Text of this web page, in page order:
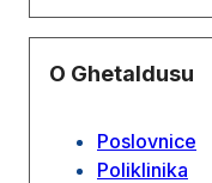
O Ghetaldusu
Poslovnice
Poliklinika